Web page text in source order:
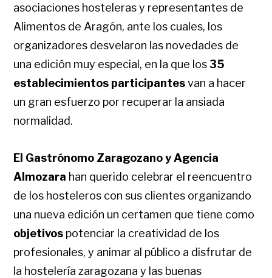
asociaciones hosteleras y representantes de
Alimentos de Aragón, ante los cuales, los
organizadores desvelaron las novedades de
una edición muy especial, en la que los35
establecimientos participantesvan a hacer
un gran esfuerzo por recuperar la ansiada
normalidad.
El Gastrónomo Zaragozano y Agencia
Almozara han querido celebrar el reencuentro
de los hosteleros con sus clientes organizando
una nueva edición un certamen que tiene como
objetivos potenciar la creatividad de los
profesionales, y animar al público a disfrutar de
la hostelería zaragozana y las buenas